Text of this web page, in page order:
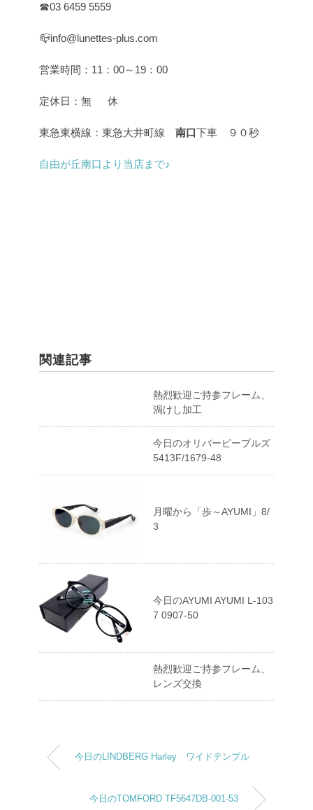
☎03 6459 5559
📪info@lunettes-plus.com
営業時間：11：00～19：00
定休日：無 休
東急東横線：東急大井町線 南口下車 ９０秒
自由が丘南口より当店まで♪
関連記事
熱烈歓迎ご持参フレーム、
渦けし加工
今日のオリバーピープルズ
5413F/1679-48
月曜から「歩～AYUMI」8/
3
今日のAYUMI AYUMI L-103
7 0907-50
熱烈歓迎ご持参フレーム、
レンズ交換
今日のLINDBERG Harley ワイドテンプル
今日のTOMFORD TF5647DB-001-53